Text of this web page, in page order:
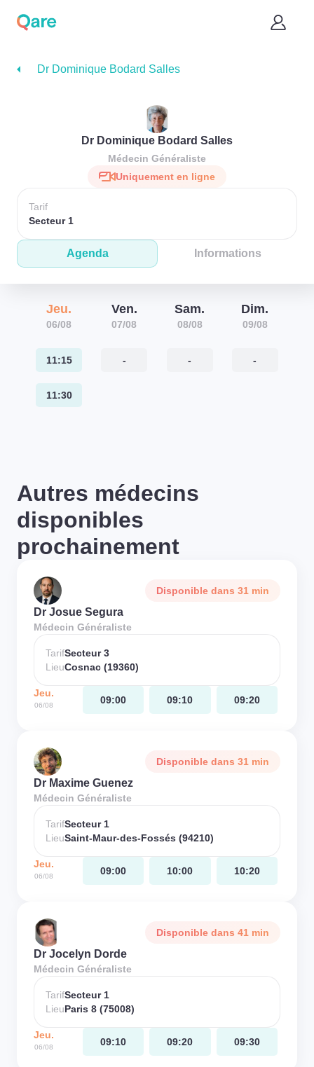
Dr Dominique Bodard Salles
Dr Dominique Bodard Salles
Médecin Généraliste
Uniquement en ligne
Tarif
Secteur 1
Agenda Informations
Jeu.
06/08
11:15
11:30
Ven.
07/08
-
Sam.
08/08
-
Dim.
09/08
-
Autres médecins
disponibles
prochainement
Disponible dans 31 min
Dr Josue Segura
Médecin Généraliste
TarifSecteur 3
LieuCosnac (19360)
Jeu.
06/08 09:00 09:10 09:20
Disponible dans 31 min
Dr Maxime Guenez
Médecin Généraliste
TarifSecteur 1
LieuSaint-Maur-des-Fossés (94210)
Jeu.
06/08 09:00 10:00 10:20
Disponible dans 41 min
Dr Jocelyn Dorde
Médecin Généraliste
TarifSecteur 1
LieuParis 8 (75008)
Jeu.
06/08 09:10 09:20 09:30